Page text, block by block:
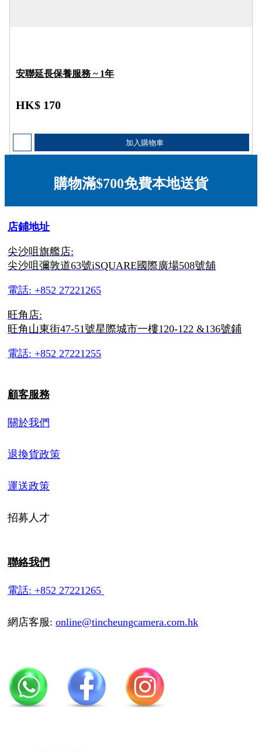
安聯延長保養服務 ~ 1年
HK$ 170
加入購物車
購物滿$700免費本地送貨
店鋪地址
尖沙咀旗艦店:
尖沙咀彌敦道63號iSQUARE國際廣場508號舖
電話: +852 27221265
旺角店:
旺角山東街47-51號星際城市一樓120-122 &136號鋪
電話: +852 27221255
顧客服務
關於我們
退換貨政策
運送政策
招募人才
聯絡我們
電話: +852 27221265
網店客服: online@tincheungcamera.com.hk